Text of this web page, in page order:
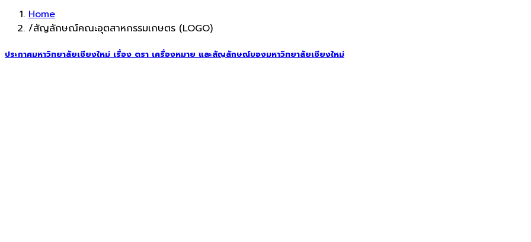
Home
/สัญลักษณ์คณะอุตสาหกรรมเกษตร (LOGO)
ประกาศมหาวิทยาลัยเชียงใหม่ เรื่อง ตรา เครื่องหมาย และสัญลักษณ์ของมหาวิทยาลัยเชียงใหม่